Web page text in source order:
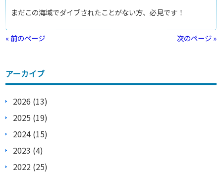
まだこの海域でダイブされたことがない方、必見です！
« 前のページ 次のページ »
アーカイブ
2026 (13)
2025 (19)
2024 (15)
2023 (4)
2022 (25)